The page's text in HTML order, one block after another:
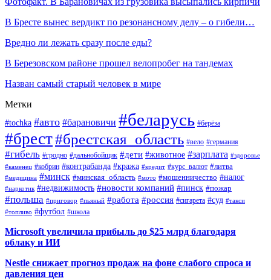
В Бресте вынес вердикт по резонансному делу – о гибели…
Вредно ли лежать сразу после еды?
В Березовском районе прошел велопробег на тандемах
Назван самый старый человек в мире
Метки
#tochka #авто #барановичи #беларусь #берёза
#брест#брестская_область #вело #германия
#гибель #гродно #дальнобойщик #дети #животное #зарплата #здоровье
#каменец #кобрин #контрабанда #кража #кредит #курс_валют #литва
#медицина #минск #минская_область #мото #мошенничество #налог
#наркотик #недвижимость #новости компаний #пинск #пожар
#польша #приговор #пьяный #работа #россия #сигарета #суд #такси
#топливо #футбол #школа
Microsoft увеличила прибыль до $25 млрд благодаря
облаку и ИИ
Nestle снижает прогноз продаж на фоне слабого спроса и
давления цен